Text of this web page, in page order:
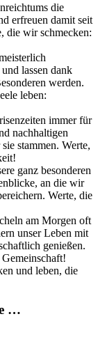
die
erfreuen damit seit
die wir schmecken:
lassen dank
werden.
leben:
immer für
nachhaltigen
stammen. Werte,
ganz besonderen
an die wir
Werte, die
am Morgen oft
unser Leben mit
genießen.
und leben, die
…